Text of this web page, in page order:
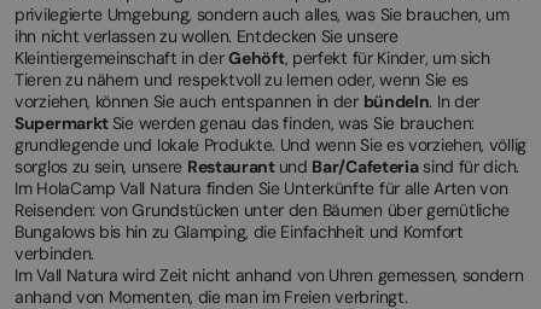
privilegierte Umgebung, sondern auch alles, was Sie brauchen, um
ihn nicht verlassen zu wollen. Entdecken Sie unsere
Kleintiergemeinschaft in derGehöft, perfekt für Kinder, um sich
Tieren zu nähern und respektvoll zu lernen oder, wenn Sie es
vorziehen, können Sie auch entspannen in der bündeln. In der
SupermarktSie werden genau das finden, was Sie brauchen:
grundlegende und lokale Produkte. Und wenn Sie es vorziehen, völlig
sorglos zu sein, unsere Restaurant und Bar/Cafeteriasind für dich.
Im HolaCamp Vall Natura finden Sie Unterkünfte für alle Arten von
Reisenden: von Grundstücken unter den Bäumen über gemütliche
Bungalows bis hin zu Glamping, die Einfachheit und Komfort
verbinden.
Im Vall Natura wird Zeit nicht anhand von Uhren gemessen, sondern
anhand von Momenten, die man im Freien verbringt.